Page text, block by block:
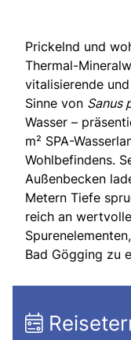
Prickelnd und
Thermal-
vitalisierende
Sinne von Sanus
Wasser –
m² SPA-
Wohlbefindens.
Außenbecken
Metern Tiefe
reich an
Bad Gögging zu